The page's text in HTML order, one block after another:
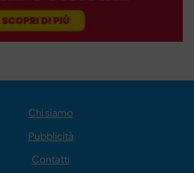
Chi siamo
Pubblicità
Contatti